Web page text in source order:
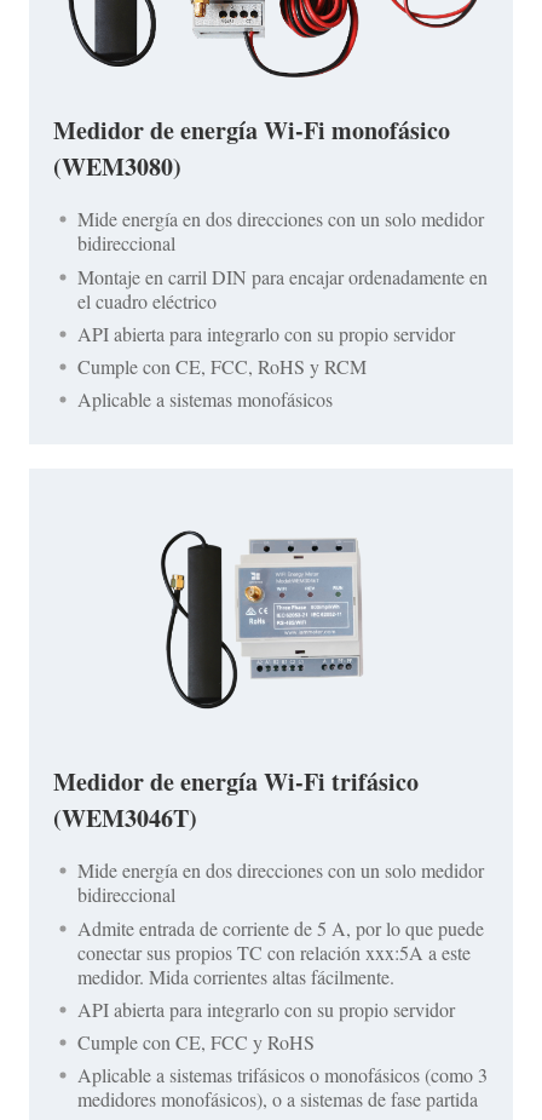
Medidor de energía Wi-Fi monofásico
(WEM3080)
Mide energía en dos direcciones con un solo medidor
bidireccional
Montaje en carril DIN para encajar ordenadamente en
el cuadro eléctrico
API abierta para integrarlo con su propio servidor
Cumple con CE, FCC, RoHS y RCM
Aplicable a sistemas monofásicos
Medidor de energía Wi-Fi trifásico
(WEM3046T)
Mide energía en dos direcciones con un solo medidor
bidireccional
Admite entrada de corriente de 5 A, por lo que puede
conectar sus propios TC con relación xxx:5A a este
medidor. Mida corrientes altas fácilmente.
API abierta para integrarlo con su propio servidor
Cumple con CE, FCC y RoHS
Aplicable a sistemas trifásicos o monofásicos (como 3
medidores monofásicos), o a sistemas de fase partida